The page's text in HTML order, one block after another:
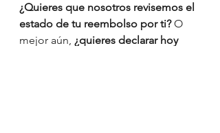
¿Quieres que nosotros revisemos el
estado de tu reembolso por ti? O
mejor aún, ¿quieres declarar hoy